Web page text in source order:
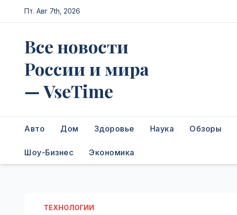
Перейти
к
Пт. Авг 7th, 2026
Все новости
России и мира
— VseTime
Авто Дом Здоровье Наука Обзоры
Шоу-Бизнес Экономика
ТЕХНОЛОГИИ